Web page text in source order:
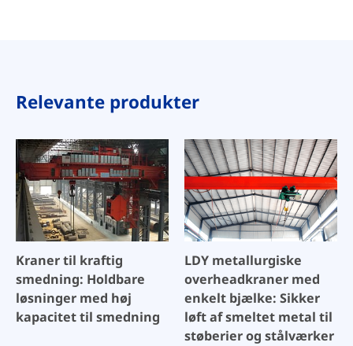
Relevante produkter
Kraner til kraftig
smedning: Holdbare
løsninger med høj
kapacitet til smedning
LDY metallurgiske
overheadkraner med
enkelt bjælke: Sikker
løft af smeltet metal til
støberier og stålværker